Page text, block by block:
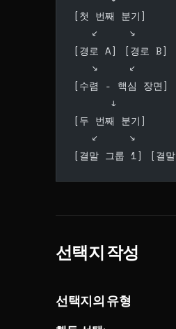
[첫 번째 분기]
   ↙     ↘
[경로 A] [경로 B]
   ↘     ↙
[수렴 - 핵심 장면]
      ↓
[두 번째 분기]
   ↙     ↘
[결말 그룹 1] [결
선택지 작성
선택지의 유형